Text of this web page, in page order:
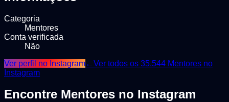
Categoria
Mentores
Conta verificada
Não
Ver perfil no Instagram←Ver todos os 35.544 Mentores no
Instagram
Encontre Mentores no Instagram